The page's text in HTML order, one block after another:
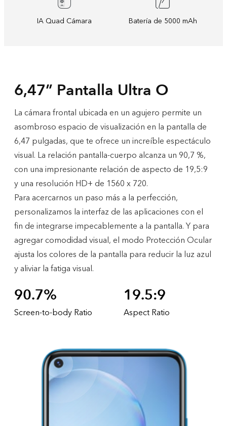
IA Quad Cámara Batería de 5000 mAh
6,47” Pantalla Ultra O
La cámara frontal ubicada en un agujero permite un
asombroso espacio de visualización en la pantalla de
6,47 pulgadas, que te ofrece un increíble espectáculo
visual. La relación pantalla-cuerpo alcanza un 90,7 %,
con una impresionante relación de aspecto de 19,5:9
y una resolución HD+ de 1560 x 720.
Para acercarnos un paso más a la perfección,
personalizamos la interfaz de las aplicaciones con el
fin de integrarse impecablemente a la pantalla. Y para
agregar comodidad visual, el modo Protección Ocular
ajusta los colores de la pantalla para reducir la luz azul
y aliviar la fatiga visual.
90.7%
Screen-to-body Ratio
19.5:9
Aspect Ratio